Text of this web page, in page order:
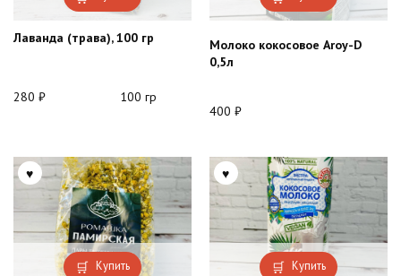
Лаванда (трава), 100 гр
280 ₽ 100 гр
Молоко кокосовое Aroy-D
0,5л
400 ₽
Купить Купить